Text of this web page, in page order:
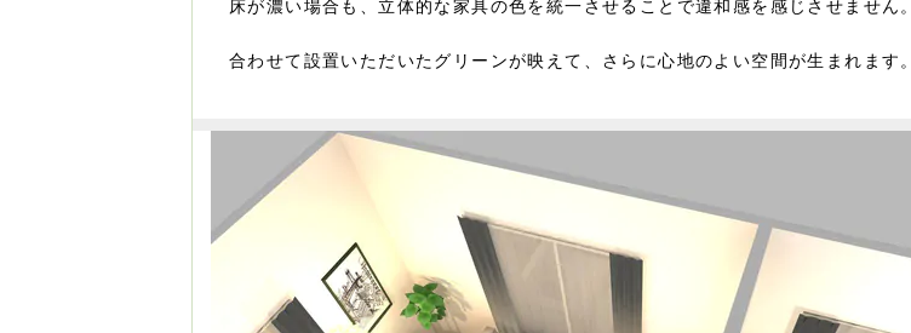
床が濃い場合も、立体的な家具の色を統一させることで違和感を感じさせません。
合わせて設置いただいたグリーンが映えて、さらに心地のよい空間が生まれます。